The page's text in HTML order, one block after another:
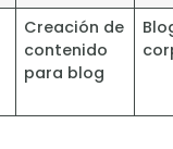
Creación de
contenido
para blog